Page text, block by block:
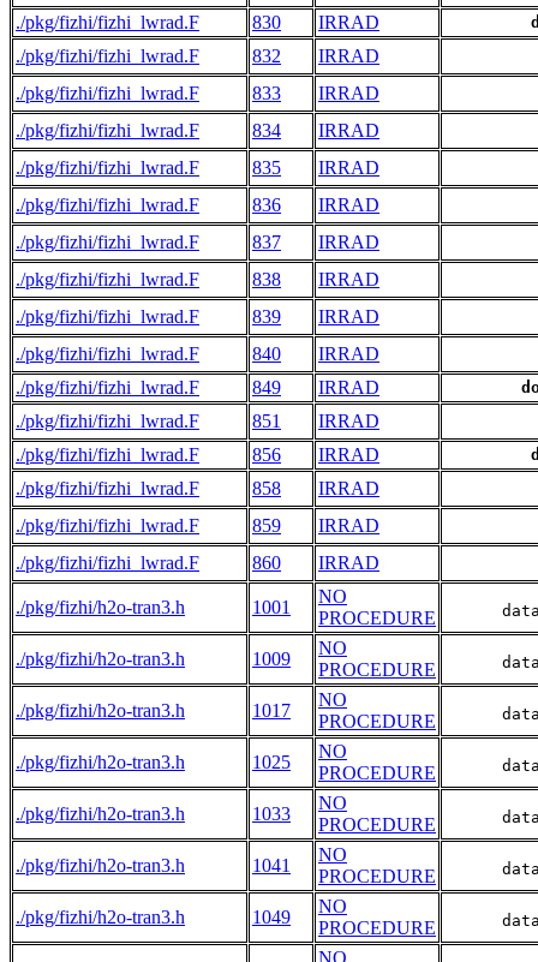
./pkg/fizhi/fizhi_lwrad.F
830 IRRAD
./pkg/fizhi/fizhi_lwrad.F 832
IRRAD
./pkg/fizhi/fizhi_lwrad.F
833
IRRAD
./pkg/fizhi/fizhi_lwrad.F
834
IRRAD
./pkg/fizhi/fizhi_lwrad.F
835
IRRAD
./pkg/fizhi/fizhi_lwrad.F
836
IRRAD
./pkg/fizhi/fizhi_lwrad.F
837
IRRAD
./pkg/fizhi/fizhi_lwrad.F
838
IRRAD
./pkg/fizhi/fizhi_lwrad.F
839
IRRAD
./pkg/fizhi/fizhi_lwrad.F
840
IRRAD
./pkg/fizhi/fizhi_lwrad.F
849 IRRAD
./pkg/fizhi/fizhi_lwrad.F 851
IRRAD
./pkg/fizhi/fizhi_lwrad.F
856 IRRAD
./pkg/fizhi/fizhi_lwrad.F 858
IRRAD
./pkg/fizhi/fizhi_lwrad.F
859
IRRAD
./pkg/fizhi/fizhi_lwrad.F
860 IRRAD
./pkg/fizhi/h2o-tran3.h 1001
NO
PROCEDURE
./pkg/fizhi/h2o-tran3.h 1009
NO
PROCEDURE
./pkg/fizhi/h2o-tran3.h 1017
NO
PROCEDURE
./pkg/fizhi/h2o-tran3.h 1025
NO
PROCEDURE
./pkg/fizhi/h2o-tran3.h 1033
NO
PROCEDURE
./pkg/fizhi/h2o-tran3.h 1041
NO
PROCEDURE
./pkg/fizhi/h2o-tran3.h 1049
NO
PROCEDURE
NO